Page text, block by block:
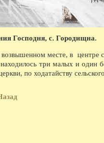
Господня, с. Городищна.
месте, в центре
три малых и один
по ходатайству